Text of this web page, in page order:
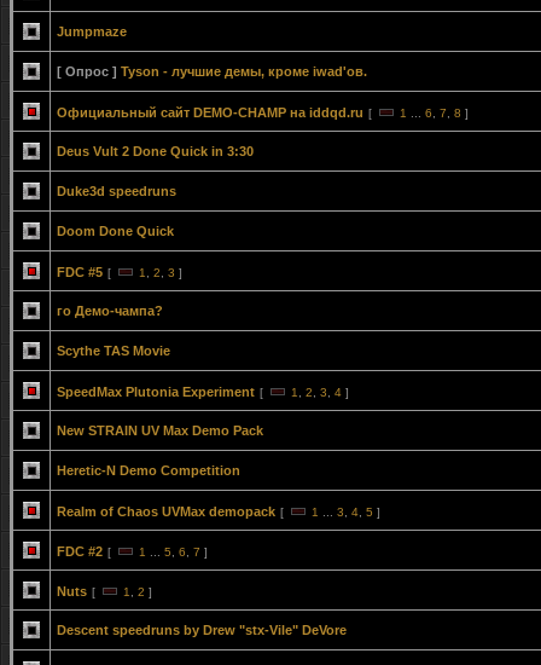
Jumpmaze
[ Опрос ] Tyson - лучшие демы, кроме iwad'ов.
Официальный сайт DEMO-CHAMP на iddqd.ru [ 1 6 7 8 ]
Deus Vult 2 Done Quick in 3:30
Duke3d speedruns
Doom Done Quick
FDC #5 [ 1 2 3 ]
го Демо-чампа?
Scythe TAS Movie
SpeedMax Plutonia Experiment [ 1 2 3 4 ]
New STRAIN UV Max Demo Pack
Heretic-N Demo Competition
Realm of Chaos UVMax demopack [ 1 3 4 5 ]
FDC #2 [ 1 5 6 7 ]
Nuts [ 1 2 ]
Descent speedruns by Drew "stx-Vile" DeVore